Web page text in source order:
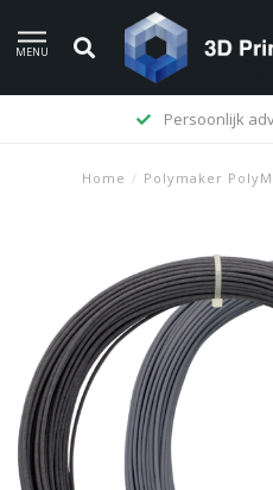
MENU
Levering op
Home / Polymaker